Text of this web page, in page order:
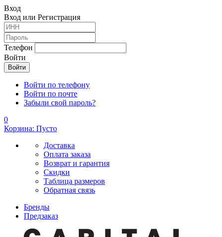
Вход
Вход или Регистрация
Телефон
Войти
Войти по телефону
Войти по почте
Забыли свой пароль?
0
Корзина: Пусто
Доставка
Оплата заказа
Возврат и гарантия
Скидки
Таблица размеров
Обратная связь
Бренды
Предзаказ